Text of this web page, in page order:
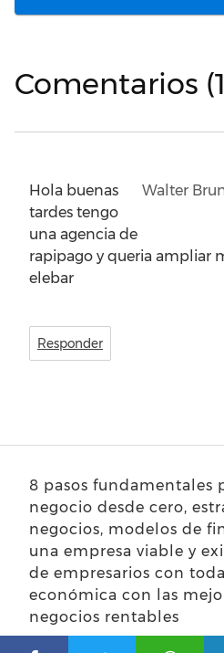
Comentarios
Walter
Hola buenas
tardes tengo
una agencia de
rapipago y queria ampliar
elebar
Responder
8 pasos fundamentales
negocio desde cero,
negocios, modelos de
una empresa viable y
de empresarios con
económica con las
negocios rentables